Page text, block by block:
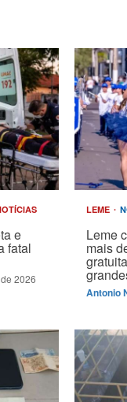
e
fatal
2026
LEME
Leme
mais
Antonio